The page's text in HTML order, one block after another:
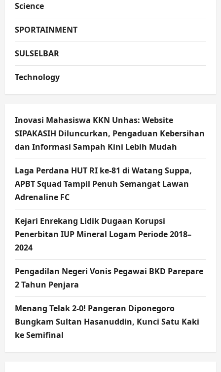
Science
SPORTAINMENT
SULSELBAR
Technology
Inovasi Mahasiswa KKN Unhas: Website
SIPAKASIH Diluncurkan, Pengaduan Kebersihan
dan Informasi Sampah Kini Lebih Mudah
Laga Perdana HUT RI ke-81 di Watang Suppa,
APBT Squad Tampil Penuh Semangat Lawan
Adrenaline FC
Kejari Enrekang Lidik Dugaan Korupsi
Penerbitan IUP Mineral Logam Periode 2018–
2024
Pengadilan Negeri Vonis Pegawai BKD Parepare
2 Tahun Penjara
Menang Telak 2-0! Pangeran Diponegoro
Bungkam Sultan Hasanuddin, Kunci Satu Kaki
ke Semifinal